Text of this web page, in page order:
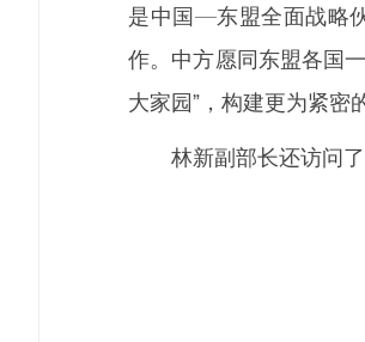
是中国—东盟全面战略
作。中方愿同东盟各国
大家园”，构建更为紧密
林新副部长还访问